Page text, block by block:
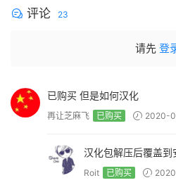
评论 23
请先 登
已购买 但是如何汉化
再让芝麻飞 已购买 2020-
汉化包解压后覆盖到
Roit 已购买